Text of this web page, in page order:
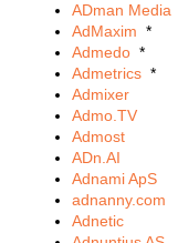
ADman Media
AdMaxim *
Admedo *
Admetrics *
Admixer
Admo.TV
Admost
ADn.AI
Adnami ApS
adnanny.com
Adnetic